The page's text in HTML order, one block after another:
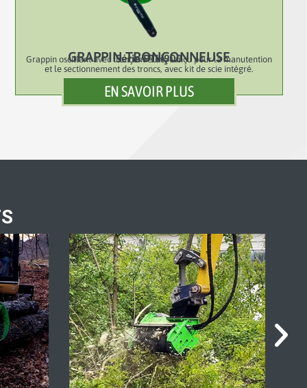
GRAPPIN TRONÇONNEUSE
Série PTH900
Grappin oscillant avec tronçonneuse, conçu pour la manutention
et le sectionnement des troncs, avec kit de scie intégré.
EN SAVOIR PLUS